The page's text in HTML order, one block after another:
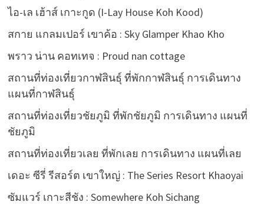
ไอ-เล เฮ้าส์ เกาะกูด (I-Lay House Koh Kood)
สกาย แกลมเปอร์ เขาค้อ : Sky Glamper Khao Kho
พราว น่าน คอทเทจ : Proud nan cottage
สถานที่ท่องเที่ยวกาฬสินธุ์ ที่พักกาฬสินธุ์ การเดินทาง
แผนที่กาฬสินธุ์
สถานที่ท่องเที่ยวชัยภูมิ ที่พักชัยภูมิ การเดินทาง แผนที่
ชัยภูมิ
สถานที่ท่องเที่ยวเลย ที่พักเลย การเดินทาง แผนที่เลย
เดอะ ซีรี่ รีสอร์ต เขาใหญ่ : The Series Resort Khaoyai
ซัมแวร์ เกาะสีชัง : Somewhere Koh Sichang